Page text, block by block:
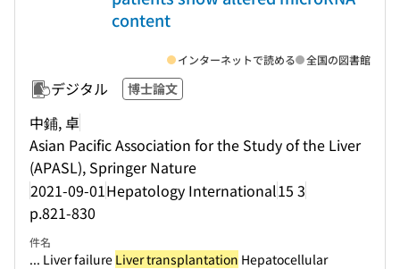
content
デジタル 博士論文
中鋪, 卓
Asian Pacific Association for the Study of the Liver
(APASL), Springer Nature
2021-09-01Hepatology International15 3
p.821-830
インターネットで読める 全国の図書館
件名
... Liver failure Liver transplantation Hepatocellular